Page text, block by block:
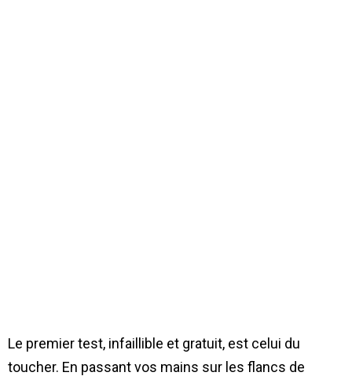
Le premier test, infaillible et gratuit, est celui du
toucher. En passant vos mains sur les flancs de